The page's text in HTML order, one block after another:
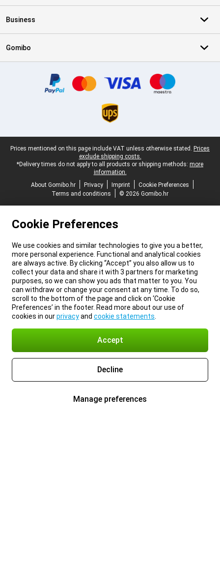
Business
Gomibo
Legal footer
Prices mentioned on this page include VAT unless otherwise stated. Prices
exclude shipping costs.
*Delivery times do not apply to all products or shipping methods: more
information.
About Gomibo.hr
Privacy Imprint
Cookie Preferences
Terms and conditions
© 2026 Gomibo.hr
Cookie Preferences
We use cookies and similar technologies to give you a better,
more personal experience. Functional and analytical cookies
are always active. By clicking “Accept” you also allow us to
collect your data and share it with 3 partners for marketing
purposes, so we can show you ads that matter to you. You
can withdraw or change your consent at any time. To do so,
scroll to the bottom of the page and click on ‘Cookie
Preferences’ in the footer. Read more about our use of
cookies in ourprivacyand cookie statements
Accept
Decline
Manage preferences